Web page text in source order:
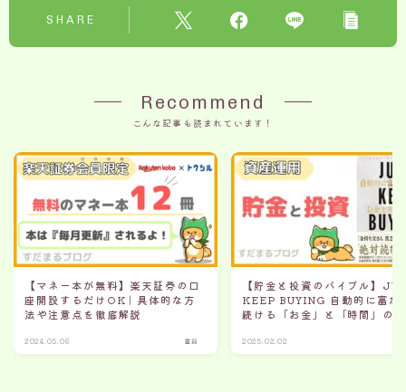
SHARE
Recommend
こんな記事も読まれています！
【マネー本が無料】楽天証券の口
座開設するだけOK｜具体的な方
法や注意点を徹底解説
2024.05.06 書籍
【貯金と投資のバイブル】
KEEP BUYING 自動的に富が
続ける「お金」と「時間」の
2025.02.02